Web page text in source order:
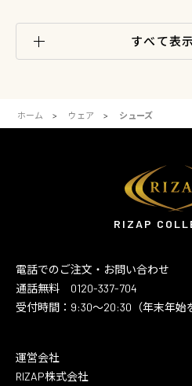
すべて表
ホーム ウェア シューズ
RIZAP
電話でのご注文・お問い合わせ
通話無料 0120-337-704
受付時間：9:30～20:30（年末年始
運営会社
RIZAP株式会社